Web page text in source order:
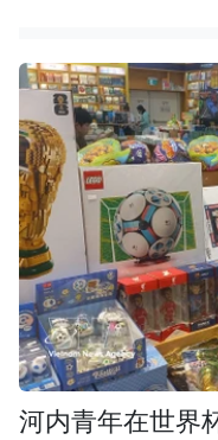
河内青年在世界